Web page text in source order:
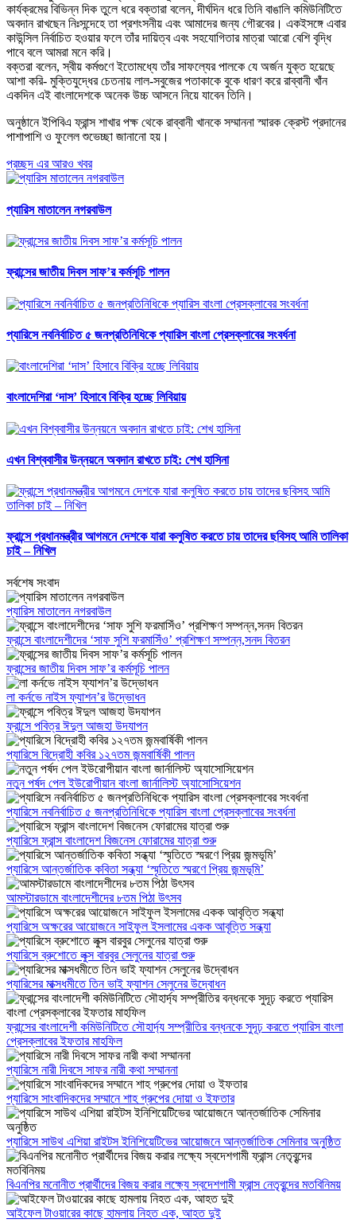
কার্যক্রমের বিভিন্ন দিক তুলে ধরে বক্তারা বলেন, দীর্ঘদিন ধরে তিনি বাঙালি কমিউনিটিতে
অবদান রাখছেন নিঃসন্দেহে তা প্রশংসনীয় এবং আমাদের জন্য গৌরবের। একইসঙ্গে এবার
কাউন্সিল নির্বাচিত হওয়ার ফলে তাঁর দায়িত্ব এবং সহযোগিতার মাত্রা আরো বেশি বৃদ্ধি
পাবে বলে আমরা মনে করি।
বক্তরা বলেন, স্বীয় কর্মগুণে ইতোমধ্যে তাঁর সাফল্যের পালকে যে অর্জন যুক্ত হয়েছে
আশা করি- মুক্তিযুদ্ধের চেতনায় লাল-সবুজের পতাকাকে বুকে ধারণ করে রাব্বানী খাঁন
একদিন এই বাংলাদেশকে অনেক উচ্চ আসনে নিয়ে যাবেন তিনি।
অনুষ্ঠানে ইপিবিএ ফ্রান্স শাখার পক্ষ থেকে রাব্বানী খানকে সম্মাননা স্মারক ক্রেস্ট প্রদানের
পাশাপাশি ও ফুলেল শুভেচ্ছা জানানো হয়।
প্রচ্ছদ এর আরও খবর
প্যারিস মাতালেন নগরবাউল
ফ্রান্সের জাতীয় দিবস সাফ’র কর্মসূচি পালন
প্যারিসে নবনির্বাচিত ৫ জনপ্রতিনিধিকে প্যারিস বাংলা প্রেসক্লাবের সংবর্ধনা
বাংলাদেশিরা ‘দাস’ হিসাবে বিক্রি হচ্ছে লিবিয়ায়
এখন বিশ্ববাসীর উন্নয়নে অবদান রাখতে চাই: শেখ হাসিনা
ফ্রান্সে প্রধানমন্ত্রীর আগমনে দেশকে যারা কলুষিত করতে চায় তাদের ছবিসহ আমি তালিকা
চাই – নিখিল
সর্বশেষ সংবাদ
প্যারিস মাতালেন নগরবাউল
ফ্রান্সে বাংলাদেশীদের ‘সাফ সুশি ফরমাসিঁও’ প্রশিক্ষণ সম্পন্ন,সনদ বিতরন
ফ্রান্সের জাতীয় দিবস সাফ’র কর্মসূচি পালন
লা কর্নভে নাইস ফ্যাশন’র উদ্ভোধন
ফ্রান্সে পবিত্র ঈদুল আজহা উদযাপন
প্যারিসে বিদ্রোহী কবির ১২৭তম জন্মবার্ষিকী পালন
নতুন পর্ষদ পেল ইউরোপীয়ান বাংলা জার্নালিস্ট অ্যাসোসিয়েশন
প্যারিসে নবনির্বাচিত ৫ জনপ্রতিনিধিকে প্যারিস বাংলা প্রেসক্লাবের সংবর্ধনা
প্যারিসে ফ্রান্স বাংলাদেশ বিজনেস ফোরামের যাত্রা শুরু
প্যারিসে আন্তর্জাতিক কবিতা সন্ধ্যা ‘স্মৃতিতে স্মরণে প্রিয় জন্মভূমি’
আমস্টারডামে বাংলাদেশীদের ৮তম পিঠা উৎসব
প্যারিসে অক্ষরের আয়োজনে সাইফুল ইসলামের একক আবৃত্তি সন্ধ্যা
প্যারিসে ব্রুশোতে লুক্স বারবুর সেলুনের যাত্রা শুরু
প্যারিসের মাক্সধমীতে তিন ভাই ফ্যাশন সেলুনের উদ্বোধন
ফ্রান্সের বাংলাদেশী কমিউনিটিতে সৌহার্দ্য সম্প্রীতির বন্ধনকে সুদূঢ় করতে প্যারিস বাংলা
প্রেসক্লাবের ইফতার মাহফিল
প্যারিসে নারী দিবসে সাফর নারী কথা সম্মাননা
প্যারিসে সাংবাদিকদের সম্মানে শাহ গ্রুপের দোয়া ও ইফতার
প্যারিসে সাউথ এশিয়া রাইটস ইনিশিয়েটিভের আয়োজনে আন্তর্জাতিক সেমিনার অনুষ্ঠিত
বিএনপির মনোনীত প্রার্থীদের বিজয় করার লক্ষ্যে স্বদেশগামী ফ্রান্স নেতৃবৃন্দের মতবিনিময়
আইফেল টাওয়ারের কাছে হামলায় নিহত এক, আহত দুই